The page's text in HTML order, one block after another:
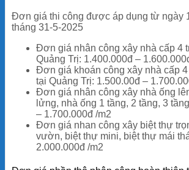
Đơn giá thi công được áp dụng từ ngày
tháng 31-5-2025
Đơn giá nhân công xây nhà cấp 4
Quảng Trị: 1.400.000đ –
Đơn giá khoán công xây nhà cấp
tại Quảng Trị: 1.500.00đ –
Đơn giá nhân công xây nhà ống
lửng, nhà ống 1 tầng, 2 tầng, 3
– 1.700.000đ /m2
Đơn giá nhan công xây biệt thự
vườn, biệt thự mini, biệt thự mái
2.000.000đ /m2